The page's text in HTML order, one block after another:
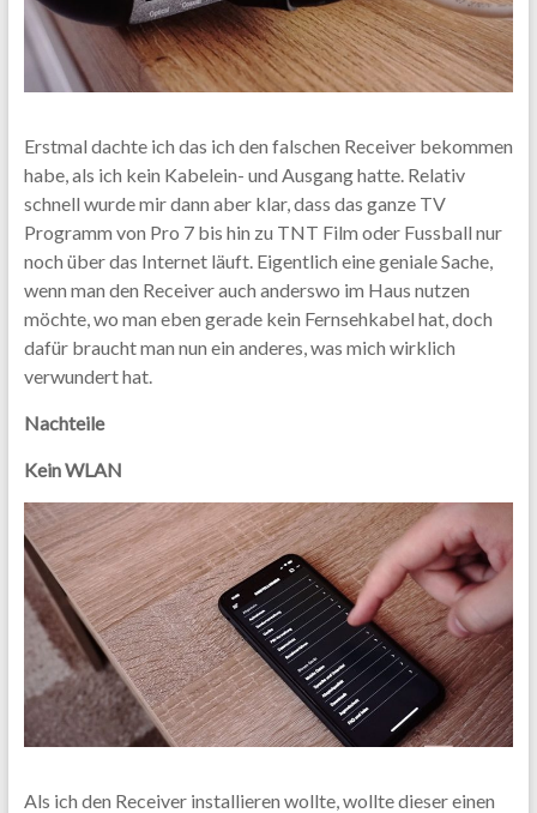
Erstmal dachte ich das ich den falschen Receiver bekommen
habe, als ich kein Kabelein- und Ausgang hatte. Relativ
schnell wurde mir dann aber klar, dass das ganze TV
Programm von Pro 7 bis hin zu TNT Film oder Fussball nur
noch über das Internet läuft. Eigentlich eine geniale Sache,
wenn man den Receiver auch anderswo im Haus nutzen
möchte, wo man eben gerade kein Fernsehkabel hat, doch
dafür braucht man nun ein anderes, was mich wirklich
verwundert hat.
Nachteile
Kein WLAN
Als ich den Receiver installieren wollte, wollte dieser einen